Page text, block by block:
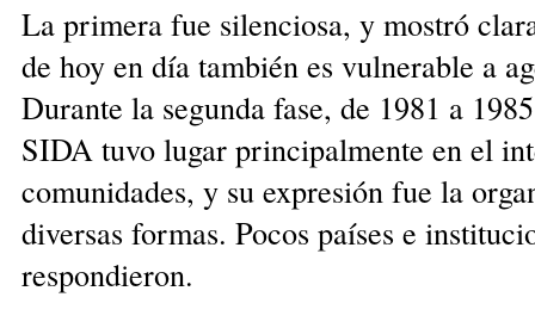
La primera fue silenciosa, y mostró
de hoy en día también es vulnerable a
Durante la segunda fase, de 1981 a
SIDA tuvo lugar principalmente en el
comunidades, y su expresión fue la
diversas formas. Pocos países e
respondieron.